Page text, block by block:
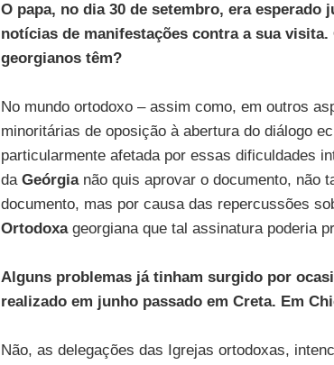
O papa, no dia 30 de setembro, era esperado
notícias de manifestações contra a sua visita.
georgianos têm?
No mundo ortodoxo – assim como, em outros
minoritárias de oposição à abertura do diálogo
particularmente afetada por essas dificuldades
da Geórgianão quis aprovar o documento, não
documento, mas por causa das repercussões
Ortodoxageorgiana que tal assinatura poderia
Alguns problemas já tinham surgido por
realizado em junho passado em Creta. Em
Não, as delegações das Igrejas ortodoxas,